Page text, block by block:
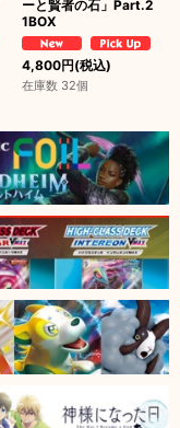
ーと賢者の石」Part.2
1BOX
4,800円(税込)
在庫数 32個